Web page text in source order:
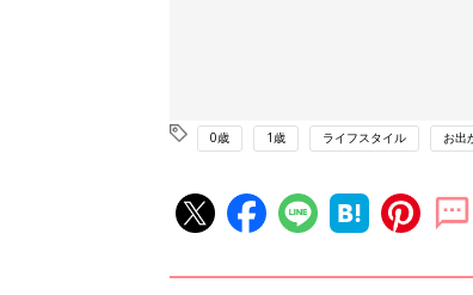
0歳 1歳 ライフスタイル お出